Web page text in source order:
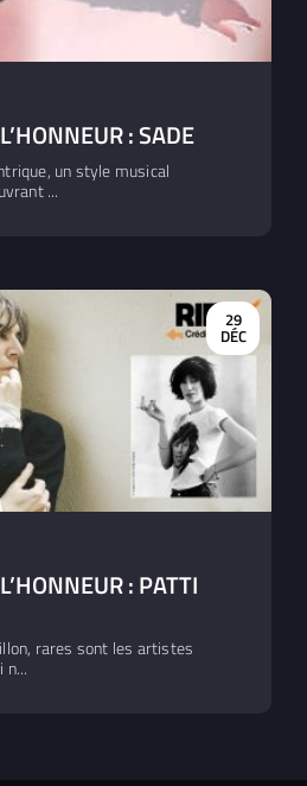
: SADE
un style musical
...
29
DÉC
: PATTI
rares sont les artistes